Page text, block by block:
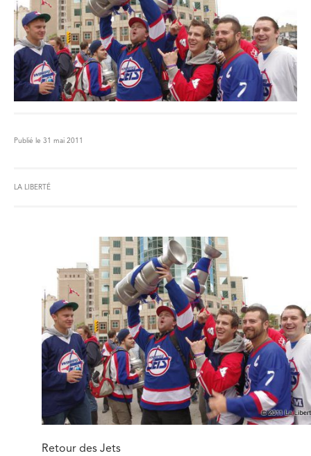
Publié le 31 mai 2011
LA LIBERTÉ
Retour des Jets